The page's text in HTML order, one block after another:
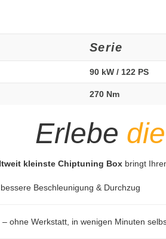
Serie
90 kW / 122 PS
270 Nm
Erlebe
kleinste Chiptuning Boxbringt
Beschleunigung & Durchzug
– ohne Werkstatt, in wenigen Minuten